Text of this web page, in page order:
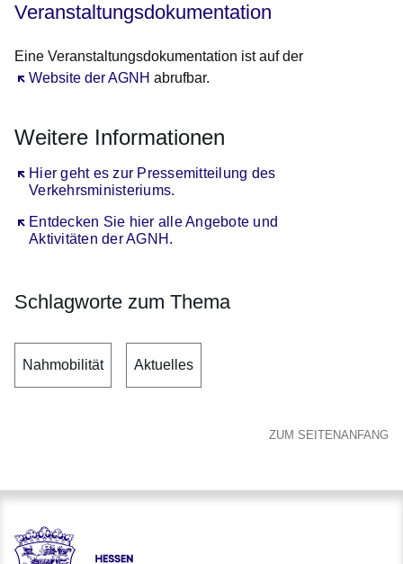
Veranstaltungsdokumentation
Eine Veranstaltungsdokumentation ist auf der
Website der AGNH
Öffnet sich in einem neuen Fenster
abrufbar.
Weitere Informationen
Hier geht es zur Pressemitteilung des
Verkehrsministeriums.
Öffnet sich in einem neuen Fenster
Entdecken Sie hier alle Angebote und
Aktivitäten der AGNH.
Öffnet sich in einem neuen Fenster
Schlagworte zum Thema
Nahmobilität Aktuelles
ZUM SEITENANFANG